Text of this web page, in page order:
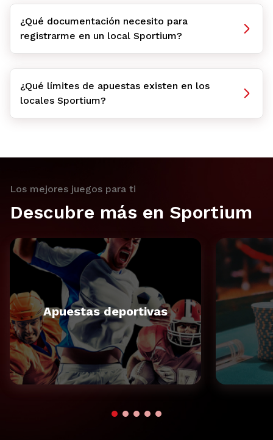
¿Qué documentación necesito para
registrarme en un local Sportium?
¿Qué límites de apuestas existen en los
locales Sportium?
Los mejores juegos para ti
Descubre más en Sportium
Apuestas deportivas